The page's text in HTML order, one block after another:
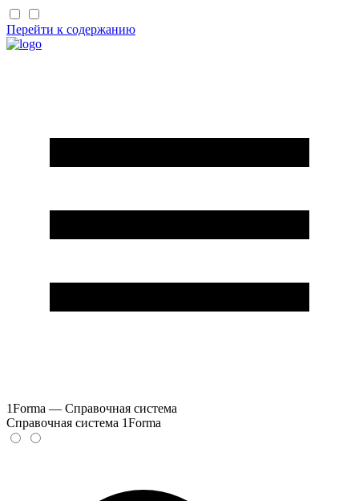
Перейти к содержанию
1Forma — Справочная система
Справочная система 1Forma